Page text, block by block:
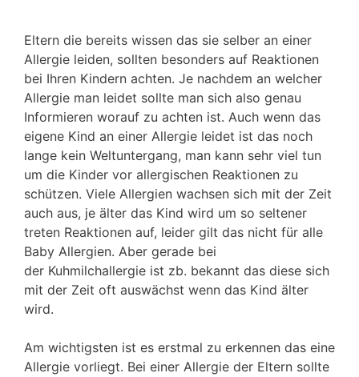
Eltern die bereits wissen das sie selber an einer
Allergie leiden, sollten besonders auf Reaktionen
bei Ihren Kindern achten. Je nachdem an welcher
Allergie man leidet sollte man sich also genau
Informieren worauf zu achten ist. Auch wenn das
eigene Kind an einer Allergie leidet ist das noch
lange kein Weltuntergang, man kann sehr viel tun
um die Kinder vor allergischen Reaktionen zu
schützen. Viele Allergien wachsen sich mit der Zeit
auch aus, je älter das Kind wird um so seltener
treten Reaktionen auf, leider gilt das nicht für alle
Baby Allergien. Aber gerade bei
der Kuhmilchallergie ist zb. bekannt das diese sich
mit der Zeit oft auswächst wenn das Kind älter
wird.
Am wichtigsten ist es erstmal zu erkennen das eine
Allergie vorliegt. Bei einer Allergie der Eltern sollte